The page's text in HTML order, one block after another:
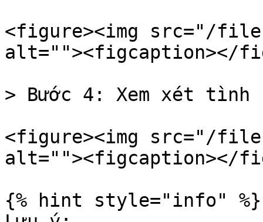
<figure><img src="/files/
alt=""><figcaption></
> Bước 4: Xem xét tình
<figure><img src="/files/
alt=""><figcaption></
{% hint style="info" %}